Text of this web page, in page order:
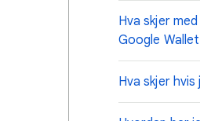
Hva skjer
Google
Hva skjer